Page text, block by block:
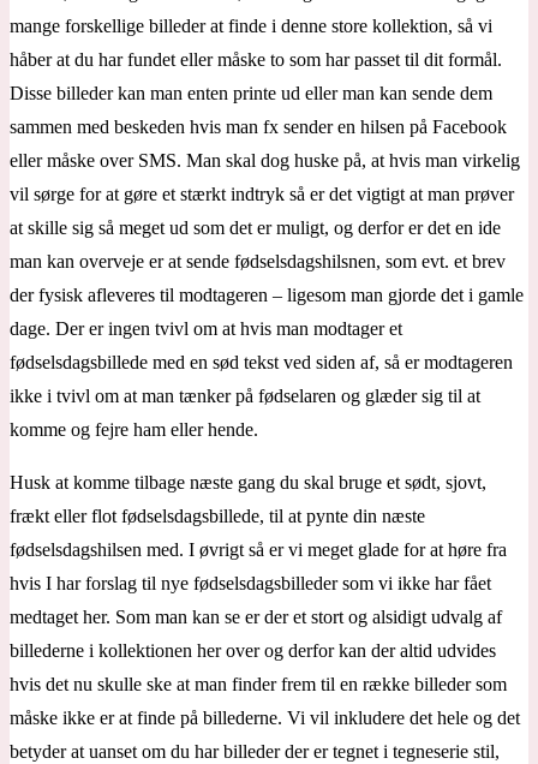
mange forskellige billeder at finde i denne store kollektion, så vi
håber at du har fundet eller måske to som har passet til dit formål.
Disse billeder kan man enten printe ud eller man kan sende dem
sammen med beskeden hvis man fx sender en hilsen på Facebook
eller måske over SMS. Man skal dog huske på, at hvis man virkelig
vil sørge for at gøre et stærkt indtryk så er det vigtigt at man prøver
at skille sig så meget ud som det er muligt, og derfor er det en ide
man kan overveje er at sende fødselsdagshilsnen, som evt. et brev
der fysisk afleveres til modtageren – ligesom man gjorde det i gamle
dage. Der er ingen tvivl om at hvis man modtager et
fødselsdagsbillede med en sød tekst ved siden af, så er modtageren
ikke i tvivl om at man tænker på fødselaren og glæder sig til at
komme og fejre ham eller hende.
Husk at komme tilbage næste gang du skal bruge et sødt, sjovt,
frækt eller flot fødselsdagsbillede, til at pynte din næste
fødselsdagshilsen med. I øvrigt så er vi meget glade for at høre fra
hvis I har forslag til nye fødselsdagsbilleder som vi ikke har fået
medtaget her. Som man kan se er der et stort og alsidigt udvalg af
billederne i kollektionen her over og derfor kan der altid udvides
hvis det nu skulle ske at man finder frem til en række billeder som
måske ikke er at finde på billederne. Vi vil inkludere det hele og det
betyder at uanset om du har billeder der er tegnet i tegneserie stil,